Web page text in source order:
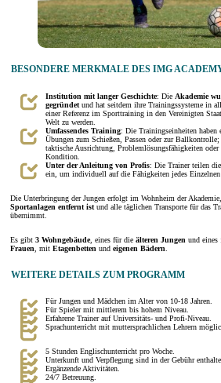
BESONDERE MERKMALE DES IMG
Institution mit langer Geschichte: Die Akademie
gegründet und hat seitdem ihre Trainingssysteme in
einer Referenz im Sporttraining in den Vereinigten
Welt zu werden.
Umfassendes Training: Die Trainingseinheiten haben
Übungen zum Schießen, Passen oder zur
taktische Ausrichtung, Problemlösungsfähigkeiten
Kondition.
Unter der Anleitung von Profis: Die Trainer teilen
ein, um individuell auf die Fähigkeiten jedes Einzelnen
Die Unterbringung der Jungen erfolgt im Wohnheim der Akademie,
Sportanlagen entfernt ist und alle täglichen Transporte für das
übernimmt.
Es gibt 3 Wohngebäude, eines für die älteren Jungen und eines
Frauen , mit Etagenbetten und eigenen Bädern
WEITERE DETAILS ZUM PROGRAMM
Für Jungen und Mädchen im Alter von 10-18 Jahren.
Für Spieler mit mittlerem bis hohem Niveau.
Erfahrene Trainer auf Universitäts- und Profi-Niveau.
Sprachunterricht mit muttersprachlichen Lehrern
5 Stunden Englischunterricht pro Woche.
Unterkunft und Verpflegung sind in der Gebühr
Ergänzende Aktivitäten.
24/7 Betreuung.